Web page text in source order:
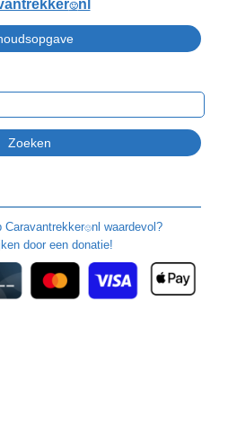
🙂nl
Caravantrekker🙂nl waardevol?
door een donatie!